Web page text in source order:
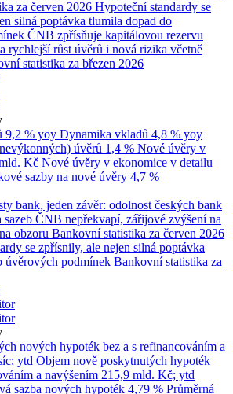
za červen 2026 Hypoteční standardy se
silná poptávka tlumila dopad do
ČNB zpřísňuje kapitálovou rezervu
rychlejší růst úvěrů i nová rizika včetně
statistika za březen 2026
9,2 % yoy Dynamika vkladů 4,8 % yoy
úvěrů 1,4 % Nové úvěry v
Kč Nové úvěry v ekonomice v detailu
sazby na nové úvěry 4,7 %
bank, jeden závěr: odolnost českých bank
sazeb ČNB nepřekvapí, zářijové zvýšení na
obzoru Bankovní statistika za červen 2026
se zpřísnily, ale nejen silná poptávka
úvěrových podmínek Bankovní statistika za
nových hypoték bez a s refinancováním a
ytd Objem nově poskytnutých hypoték
a navýšením 215,9 mld. Kč; ytd
sazba nových hypoték 4,79 % Průměrná